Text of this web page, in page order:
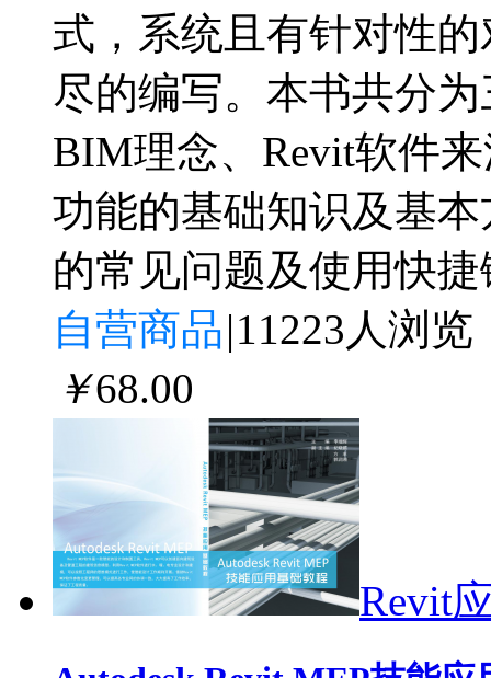
式，系统且有针对性的
尽的编写。本书共分
BIM理念、Revit软件
功能的基础知识及基
的常见问题及使用快捷
自营商品|11223人浏览
￥68.00
Revit